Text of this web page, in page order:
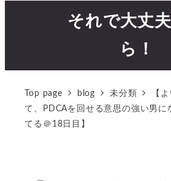
それで大丈
ら！
Top page blog 未分類
【
て、PDCAを回せる意思の強い男に
てる＠18日目】